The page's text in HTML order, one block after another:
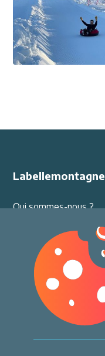
Labellemontagne
Qui sommes-nous ?
Partenariats
Ambassadeurs
Presse
Contact